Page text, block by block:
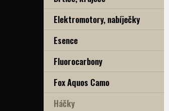
Elektromotory, nabíječky
Esence
Fluorocarbony
Fox Aquos Camo
Háčky